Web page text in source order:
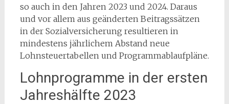
so auch in den Jahren 2023 und 2024. Daraus
und vor allem aus geänderten Beitragssätzen
in der Sozialversicherung resultieren in
mindestens jährlichem Abstand neue
Lohnsteuertabellen und Programmablaufpläne.
Lohnprogramme in der ersten
Jahreshälfte 2023